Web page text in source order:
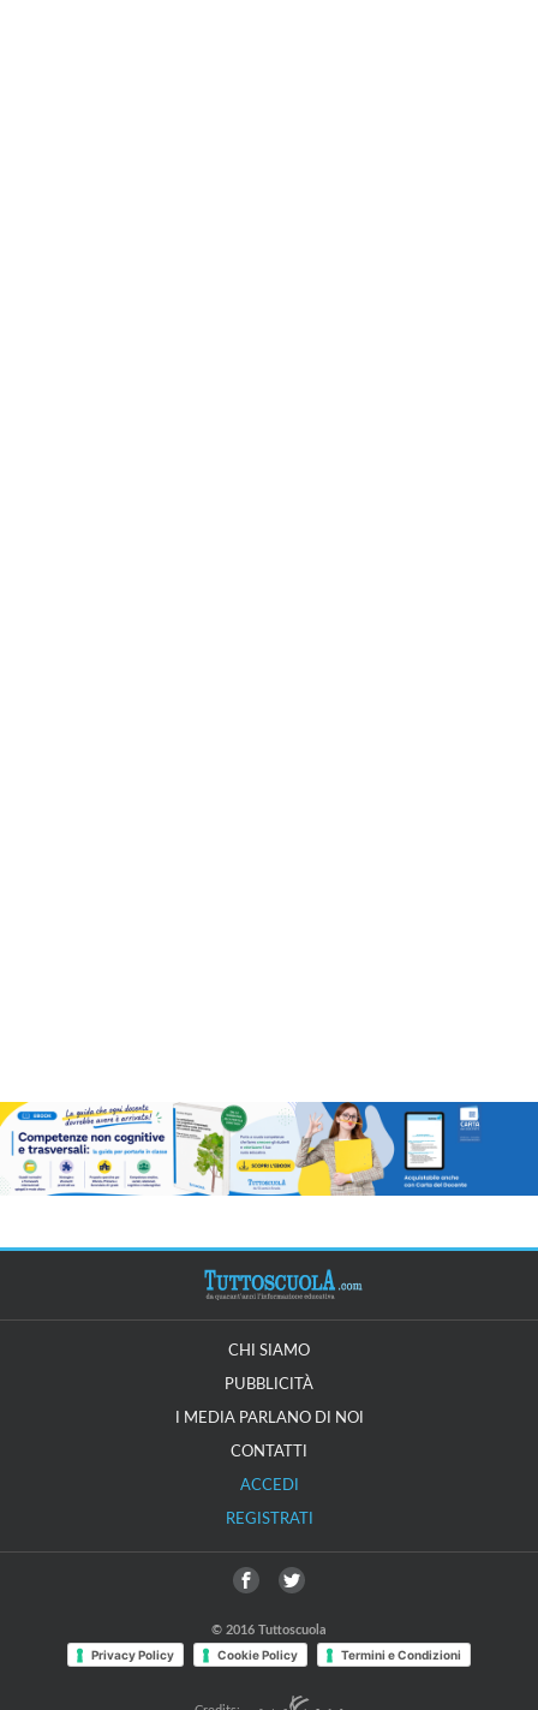
CHI SIAMO
PUBBLICITÀ
I MEDIA PARLANO DI NOI
CONTATTI
ACCEDI
REGISTRATI
© 2016 Tuttoscuola
Privacy Policy Cookie Policy Termini e Condizioni